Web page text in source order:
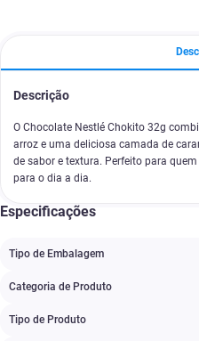
Descrição
O Chocolate Nestlé Chokito 32g
arroz e uma deliciosa camada de
de sabor e textura. Perfeito para
para o dia a dia.
Especificações
Tipo de Embalagem
Categoria de Produto
Tipo de Produto